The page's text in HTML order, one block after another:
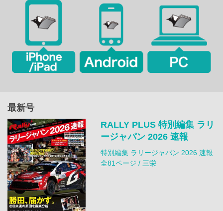
最新号
RALLY PLUS 特別編集 ラリ
ージャパン 2026 速報
特別編集 ラリージャパン 2026 速報
全81ページ / 三栄